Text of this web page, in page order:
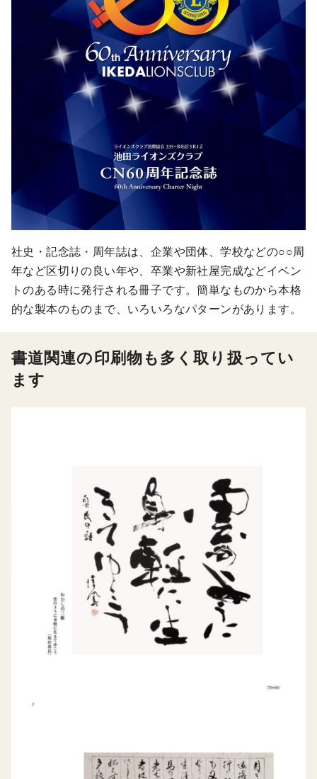
社史・記念誌・周年誌は、企業や団体、学校などの○○周
年など区切りの良い年や、卒業や新社屋完成などイベン
トのある時に発行される冊子です。簡単なものから本格
的な製本のものまで、いろいろなパターンがあります。
書道関連の印刷物も多く取り扱ってい
ます